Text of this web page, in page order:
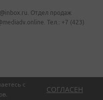
с
.
СОГЛАСЕН
Отдел продаж
Тел.: +7 (423)